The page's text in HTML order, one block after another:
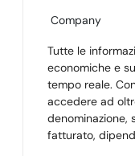
Company
Tutte le
economiche e
tempo reale.
accedere ad
denominazione,
fatturato,